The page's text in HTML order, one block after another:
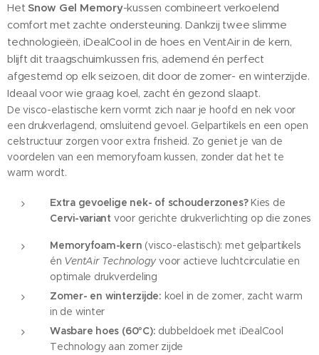
HetSnow Gel Memory-kussen combineert verkoelend
comfort met zachte ondersteuning. Dankzij twee slimme
technologieën, iDealCool in de hoes en VentAir in de kern,
blijft dit traagschuimkussen fris, ademend én perfect
afgestemd op elk seizoen, dit door de zomer- en winterzijde.
Ideaal voor wie graag koel, zacht én gezond slaapt.
De visco-elastische kern vormt zich naar je hoofd en nek voor
een drukverlagend, omsluitend gevoel. Gelpartikels en een open
celstructuur zorgen voor extra frisheid. Zo geniet je van de
voordelen van een memoryfoam kussen, zonder dat het te
warm wordt.
Extra gevoelige nek- of schouderzones?Kies de
Cervi-variant voor gerichte drukverlichting op die zones
Memoryfoam-kern (visco-elastisch): met gelpartikels
én VentAir Technology voor actieve luchtcirculatie en
optimale drukverdeling
Zomer- en winterzijde: koel in de zomer, zacht warm
in de winter
Wasbare hoes (60°C): dubbeldoek met iDealCool
Technology aan zomer zijde